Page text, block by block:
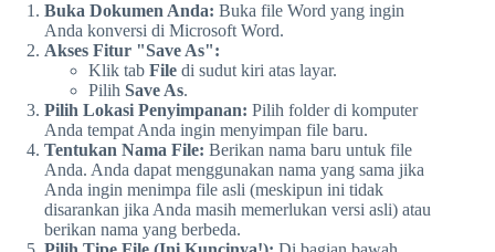
Buka Dokumen Anda: Buka file Word yang ingin
Anda konversi di Microsoft Word.
Akses Fitur "Save As":
Klik tab File di sudut kiri atas layar.
Pilih Save As.
Pilih Lokasi Penyimpanan: Pilih folder di komputer
Anda tempat Anda ingin menyimpan file baru.
Tentukan Nama File: Berikan nama baru untuk file
Anda. Anda dapat menggunakan nama yang sama jika
Anda ingin menimpa file asli (meskipun ini tidak
disarankan jika Anda masih memerlukan versi asli) atau
berikan nama yang berbeda.